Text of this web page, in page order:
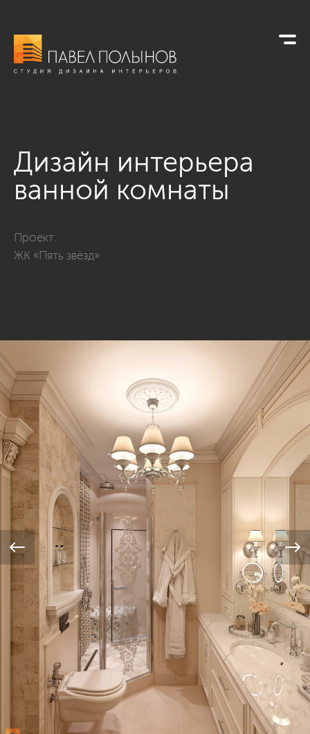
Дизайн интерьера
ванной комнаты
Проект:
ЖК «Пять звёзд»